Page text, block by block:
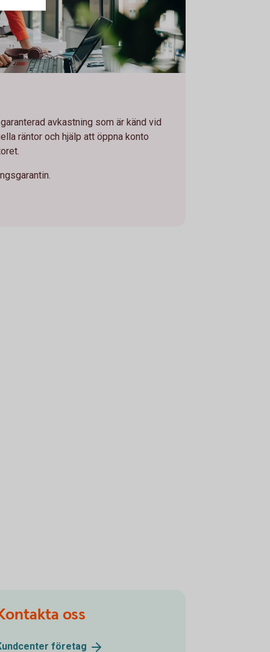
avkastning som är känd vid
räntor och hjälp att öppna konto
oss
företag